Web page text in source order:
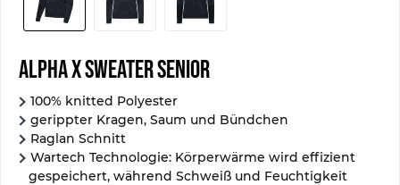
Alpha X Sweater Senior
100% knitted Polyester
gerippter Kragen, Saum und Bündchen
Raglan Schnitt
Wartech Technologie: Körperwärme wird effizient
gespeichert, während Schweiß und Feuchtigkeit